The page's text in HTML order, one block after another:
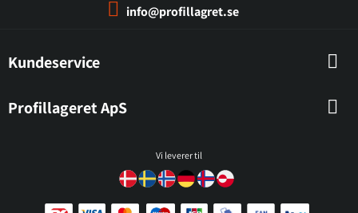
info@profillagret.se
Kundeservice
Profillageret ApS
Vi leverer til